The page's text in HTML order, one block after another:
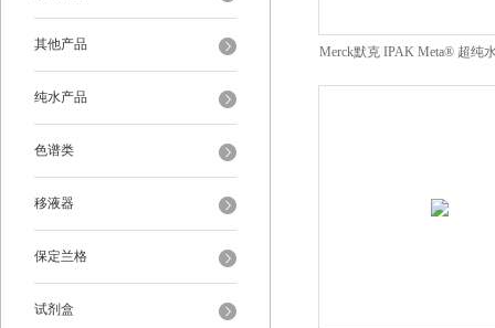
其他产品
纯水产品
色谱类
移液器
保定兰格
试剂盒
Merck默克 IPAK Meta® 超纯